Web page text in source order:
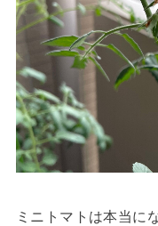
ミニトマトは本当に